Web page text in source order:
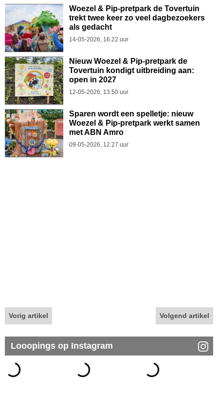
Woezel & Pip-pretpark de Tovertuin
trekt twee keer zo veel dagbezoekers
als gedacht
14-05-2026, 16.22 uur
Nieuw Woezel & Pip-pretpark de
Tovertuin kondigt uitbreiding aan:
open in 2027
12-05-2026, 13.50 uur
Sparen wordt een spelletje: nieuw
Woezel & Pip-pretpark werkt samen
met ABN Amro
09-05-2026, 12.27 uur
Vorig artikel Volgend artikel
Looopings op Instagram